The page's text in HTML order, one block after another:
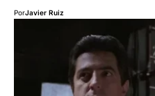
PorJavier Ruiz